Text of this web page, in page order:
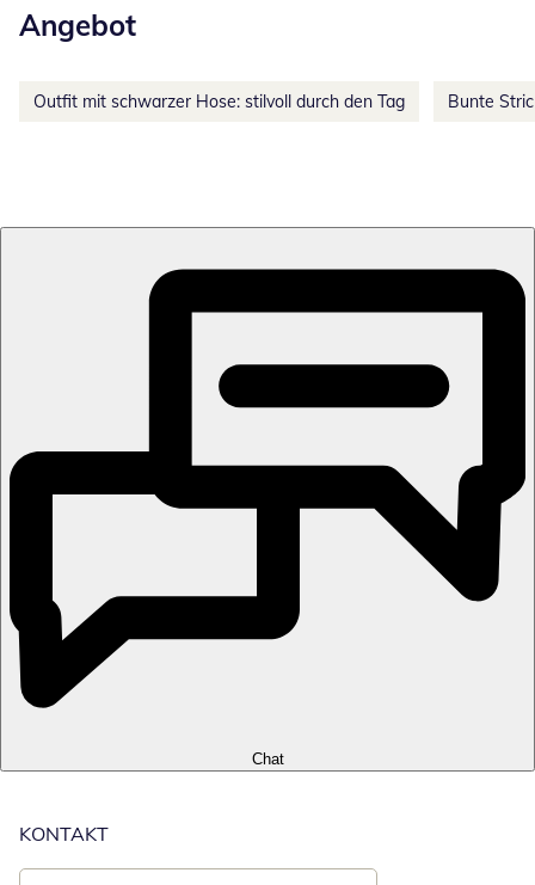
Angebot
Outfit mit schwarzer Hose: stilvoll durch den Tag Bunte
Chat
KONTAKT